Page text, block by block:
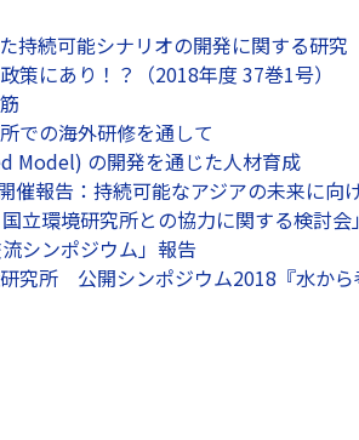
持続可能シナリオの開発に関する研究
策にあり！？（2018年度 37巻1号）
での海外研修を通して
Model) の開発を通じた人材育成
催報告：持続可能なアジアの未来に向
立環境研究所との協力に関する検討会
シンポジウム」報告
究所 公開シンポジウム2018『水か